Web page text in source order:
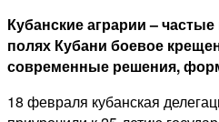
Кубанские аграрии –
полях Кубани боевое
современные решения,
18 февраля кубанская